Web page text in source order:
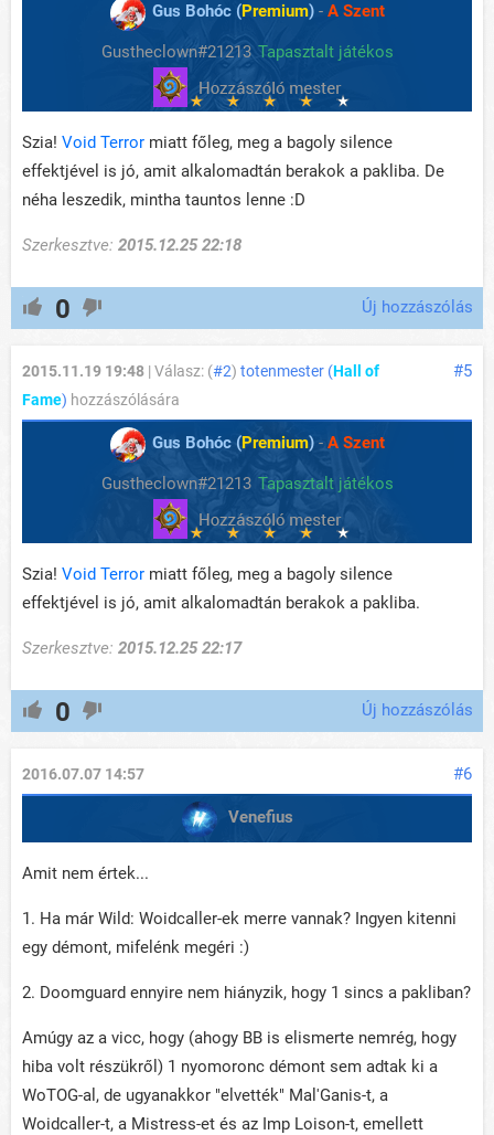
Gus Bohóc (Premium)- A Szent
Gustheclown#21213 Tapasztalt játékos
Szia! Void Terror miatt főleg, meg a bagoly silence
effektjével is jó, amit alkalomadtán berakok a pakliba. De
néha leszedik, mintha tauntos lenne :D
Szerkesztve: 2015.12.25 22:18
0 Új hozzászólás
#5
2015.11.19 19:48 | Válasz: (#2) totenmester (Hall of
Fame) hozzászólására
Gus Bohóc (Premium)- A Szent
Gustheclown#21213 Tapasztalt játékos
Szia! Void Terror miatt főleg, meg a bagoly silence
effektjével is jó, amit alkalomadtán berakok a pakliba.
Szerkesztve: 2015.12.25 22:17
0 Új hozzászólás
#6
2016.07.07 14:57
Venefius
Amit nem értek...
1. Ha már Wild: Woidcaller-ek merre vannak? Ingyen kitenni
egy démont, mifelénk megéri :)
2. Doomguard ennyire nem hiányzik, hogy 1 sincs a pakliban?
Amúgy az a vicc, hogy (ahogy BB is elismerte nemrég, hogy
hiba volt részükről) 1 nyomoronc démont sem adtak ki a
WoTOG-al, de ugyanakkor "elvették" Mal'Ganis-t, a
Woidcaller-t, a Mistress-et és az Imp Loison-t, emellett